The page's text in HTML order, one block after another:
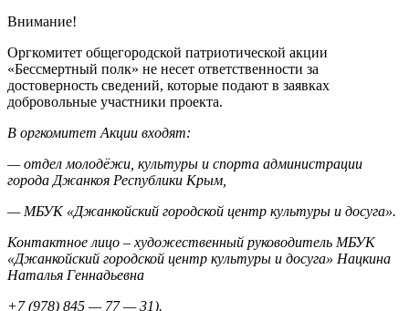
Внимание!
Оргкомитет общегородской патриотической акции
«Бессмертный полк» не несет ответственности за
достоверность сведений, которые подают в заявках
добровольные участники проекта.
В оргкомитет Акции входят:
— отдел молодёжи, культуры и спорта администрации
города Джанкоя Республики Крым,
— МБУК «Джанкойский городской центр культуры и досуга».
Контактное лицо – художественный руководитель МБУК
«Джанкойский городской центр культуры и досуга» Нацкина
Наталья Геннадьевна
+7 (978) 845 — 77 — 31).